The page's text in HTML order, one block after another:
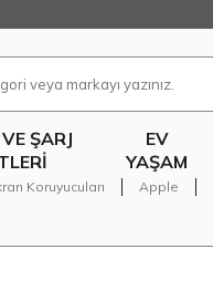
ŞARJ
EV
YAŞAM
Koruyucuları Apple